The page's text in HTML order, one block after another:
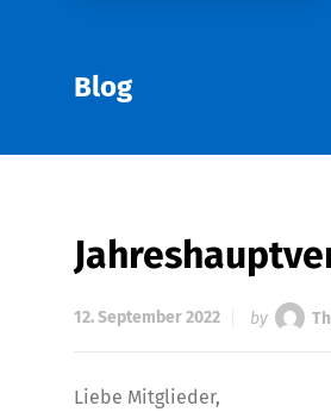
Blog
12. September 2022 by
Liebe Mitglieder,